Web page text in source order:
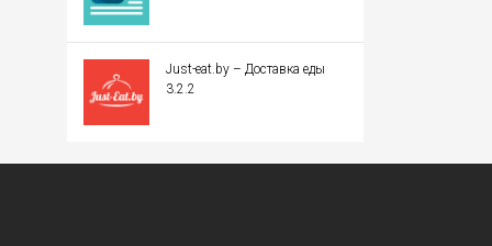
Just-eat.by – Доставка еды
3.2.2